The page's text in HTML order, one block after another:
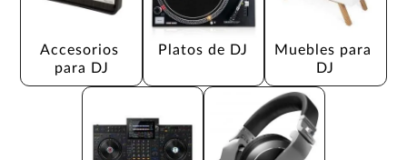
Accesorios
para DJ
Platos de DJ
Muebles para
DJ